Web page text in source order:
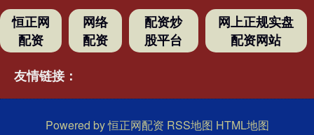
恒正网
配资
网络
配资
配资炒
股平台
网上正规实盘
配资网站
友情链接：
Powered by恒正网配资 RSS地图 HTML地图